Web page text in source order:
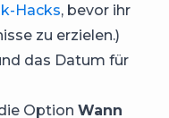
Hacks, bevor ihr
zu erzielen.)
das Datum für
Option Wann